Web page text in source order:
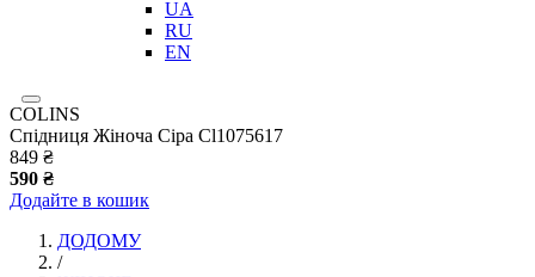
UA
RU
EN
COLINS
Спідниця Жіноча Сіра Cl1075617
849 ₴
590 ₴
Додайте в кошик
ДОДОМУ
/